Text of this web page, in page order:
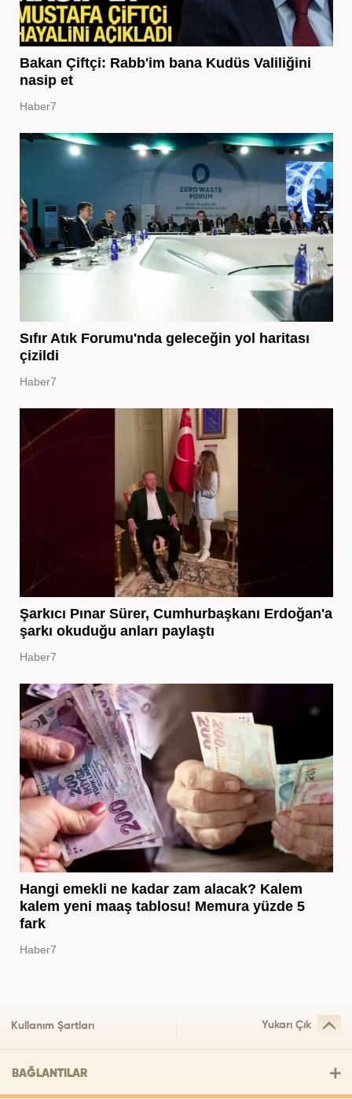
Bakan Çiftçi: Rabb'im bana Kudüs Valiliğini
nasip et
Haber7
Sıfır Atık Forumu'nda geleceğin yol haritası
çizildi
Haber7
Şarkıcı Pınar Sürer, Cumhurbaşkanı Erdoğan'a
şarkı okuduğu anları paylaştı
Haber7
Hangi emekli ne kadar zam alacak? Kalem
kalem yeni maaş tablosu! Memura yüzde 5
fark
Haber7
Kullanım Şartları Yukarı Çık
BAĞLANTILAR